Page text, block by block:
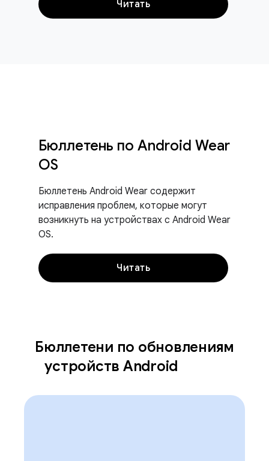
Читать
Бюллетень по Android Wear
OS
Бюллетень Android Wear содержит
исправления проблем, которые могут
возникнуть на устройствах с Android Wear
OS.
Читать
Бюллетени по обновлениям
устройств Android